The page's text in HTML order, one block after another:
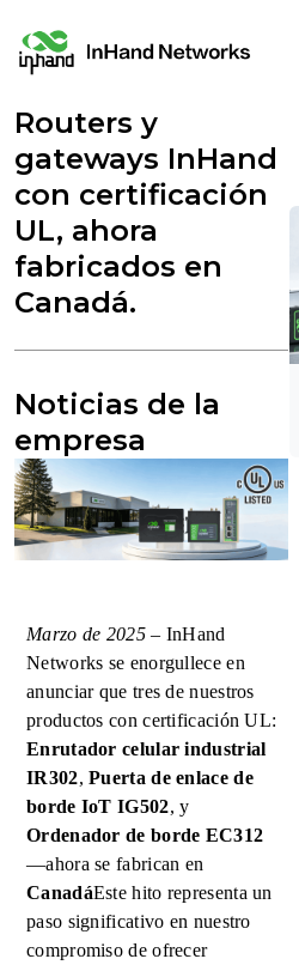
Routers y
gateways InHand
con certificación
UL, ahora
fabricados en
Canadá.
Noticias de la
empresa
Marzo de 2025– InHand
Networks se enorgullece en
anunciar que tres de nuestros
productos con certificación UL:
Enrutador celular industrial
IR302,Puerta de enlace de
borde IoT IG502, y
Ordenador de borde EC312
—ahora se fabrican en
CanadáEste hito representa un
paso significativo en nuestro
compromiso de ofrecer